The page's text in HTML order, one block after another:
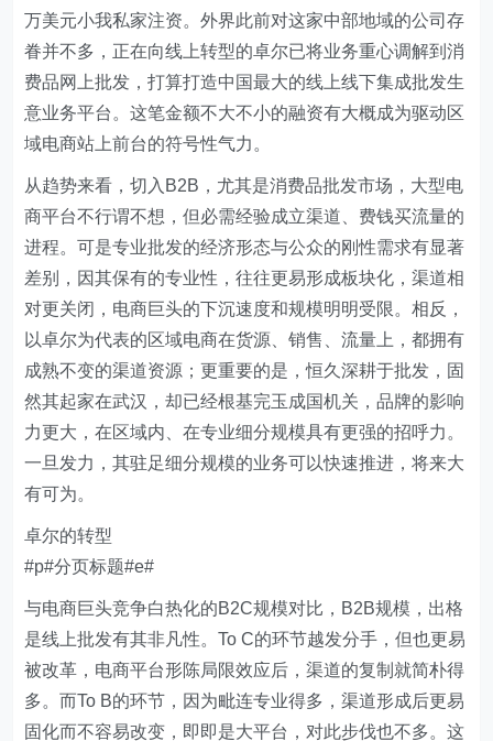
万美元小我私家注资。外界此前对这家中部地域的公司存
眷并不多，正在向线上转型的卓尔已将业务重心调解到消
费品网上批发，打算打造中国最大的线上线下集成批发生
意业务平台。这笔金额不大不小的融资有大概成为驱动区
域电商站上前台的符号性气力。
从趋势来看，切入B2B，尤其是消费品批发市场，大型电
商平台不行谓不想，但必需经验成立渠道、费钱买流量的
进程。可是专业批发的经济形态与公众的刚性需求有显著
差别，因其保有的专业性，往往更易形成板块化，渠道相
对更关闭，电商巨头的下沉速度和规模明明受限。相反，
以卓尔为代表的区域电商在货源、销售、流量上，都拥有
成熟不变的渠道资源；更重要的是，恒久深耕于批发，固
然其起家在武汉，却已经根基完玉成国机关，品牌的影响
力更大，在区域内、在专业细分规模具有更强的招呼力。
一旦发力，其驻足细分规模的业务可以快速推进，将来大
有可为。
卓尔的转型
#p#分页标题#e#
与电商巨头竞争白热化的B2C规模对比，B2B规模，出格
是线上批发有其非凡性。To C的环节越发分手，但也更易
被改革，电商平台形陈局限效应后，渠道的复制就简朴得
多。而To B的环节，因为毗连专业得多，渠道形成后更易
固化而不容易改变，即即是大平台，对此步伐也不多。这